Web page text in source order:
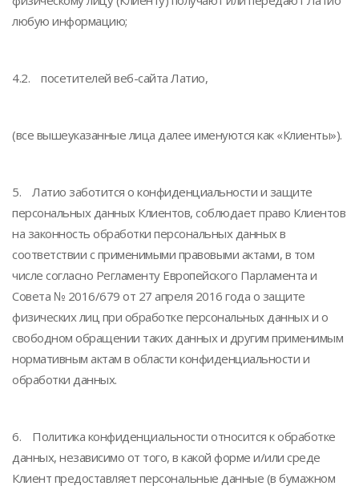
любую информацию;
4.2. посетителей веб-сайта Латио,
(все вышеуказанные лица далее именуются как «Клиенты»).
5. Латио заботится о конфиденциальности и защите
персональных данных Клиентов, соблюдает право Клиентов
на законность обработки персональных данных в
соответствии с применимыми правовыми актами, в том
числе согласно Регламенту Европейского Парламента и
Совета № 2016/679 от 27 апреля 2016 года о защите
физических лиц при обработке персональных данных и о
свободном обращении таких данных и другим применимым
нормативным актам в области конфиденциальности и
обработки данных.
6. Политика конфиденциальности относится к обработке
данных, независимо от того, в какой форме и/или среде
Клиент предоставляет персональные данные (в бумажном